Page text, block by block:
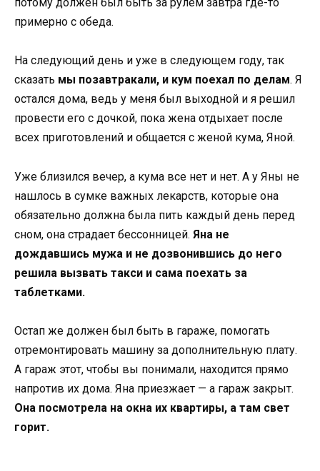
примерно с обеда.
На следующий день и уже в следующем году, так
сказать мы позавтракали, и кум поехал по делам. Я
остался дома, ведь у меня был выходной и я решил
провести его с дочкой, пока жена отдыхает после
всех приготовлений и общается с женой кума, Яной.
Уже близился вечер, а кума все нет и нет. А у Яны не
нашлось в сумке важных лекарств, которые она
обязательно должна была пить каждый день перед
сном, она страдает бессонницей. Яна не
дождавшись мужа и не дозвонившись до него
решила вызвать такси и сама поехать за
таблетками.
Остап же должен был быть в гараже, помогать
отремонтировать машину за дополнительную плату.
А гараж этот, чтобы вы понимали, находится прямо
напротив их дома. Яна приезжает — а гараж закрыт.
Она посмотрела на окна их квартиры, а там свет
горит.